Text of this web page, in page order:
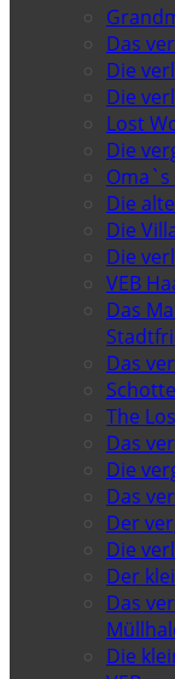
Das
Die
Die
Lost
Die
Oma`s
Die
Die
Die
VEB
Das
Das
The
Das
Die
Das
Der
Die
Der
Das
Die